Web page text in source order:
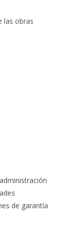
las obras
de garantía